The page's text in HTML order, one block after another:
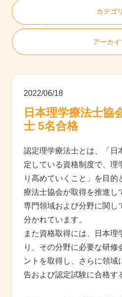
カテゴリ
アーカイ
2022/06/18
日本理学療法士協
士 5名合格
認定理学療法士とは、「日
定している資格制度で、理
り高めていくこと」を目的
療法士協会が取得を推進し
専門領域および分野に関し
分かれています。
また資格取得には、日本理
り、その分野に必要な研修
ントを取得し、さらに領域
告および認定試験に合格す